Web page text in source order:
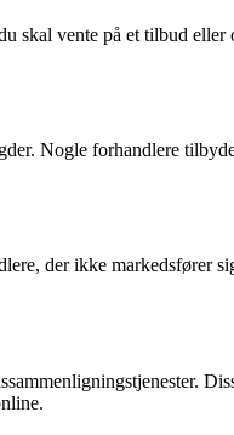
skal vente på et tilbud
Nogle forhandlere
der ikke markedsfører